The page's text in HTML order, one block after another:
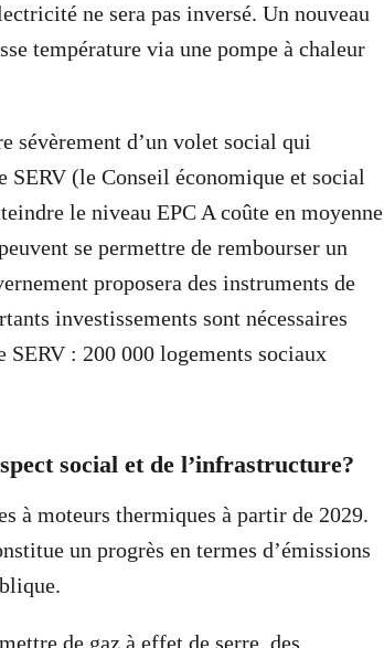
ne sera pas inversé. Un nouveau
température via une pompe à chaleur
sévèrement d’un volet social qui
SERV (le Conseil économique et social
le niveau EPC A coûte en moyenne
se permettre de rembourser un
proposera des instruments de
investissements sont nécessaires
SERV : 200 000 logements sociaux
social et de l’infrastructure?
à moteurs thermiques à partir de 2029.
un progrès en termes d’émissions
de gaz à effet de serre, des